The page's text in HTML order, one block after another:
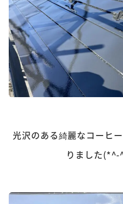
光沢のある綺麗なコーヒ
りました(*^-